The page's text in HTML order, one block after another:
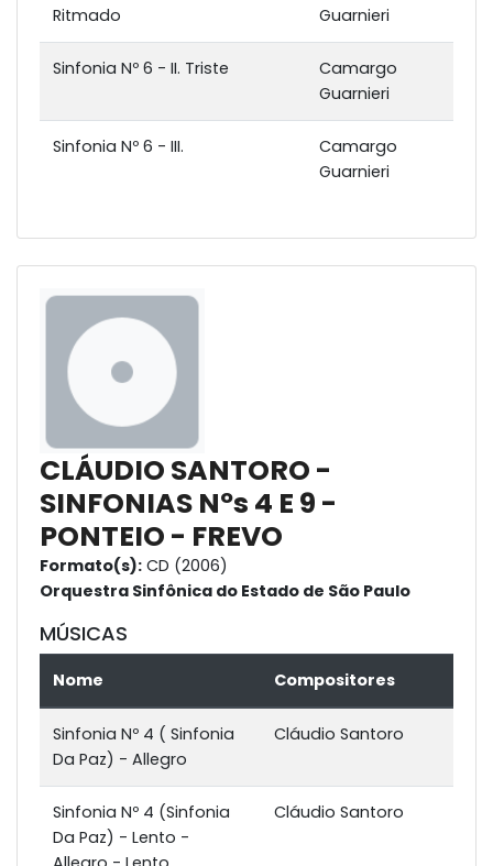
Ritmado
Guarnieri
Sinfonia Nº 6 - II. Triste
Camargo
Guarnieri
Sinfonia Nº 6 - III.
Camargo
Guarnieri
CLÁUDIO SANTORO -
SINFONIAS Nºs 4 E 9 -
PONTEIO - FREVO
Formato(s): CD (2006)
Orquestra Sinfônica do Estado de São Paulo
MÚSICAS
Nome Compositores
Sinfonia Nº 4 ( Sinfonia
Da Paz) - Allegro
Cláudio Santoro
Sinfonia Nº 4 (Sinfonia
Da Paz) - Lento -
Cláudio Santoro